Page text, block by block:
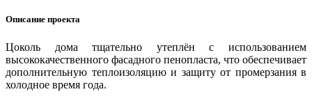
Описание проекта
Цоколь дома тщательно утеплён с использованием
высококачественного фасадного пенопласта, что обеспечивает
дополнительную теплоизоляцию и защиту от промерзания в
холодное время года.